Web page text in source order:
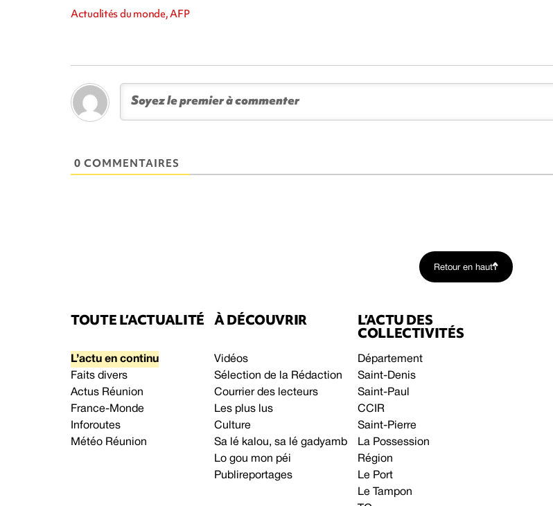
Actualités du monde, AFP
0 COMMENTAIRES
Retour en haut
TOUTE L’ACTUALITÉ
L’actu en continu
Faits divers
Actus Réunion
France-Monde
Inforoutes
Météo Réunion
À DÉCOUVRIR
Vidéos
Sélection de la Rédaction
Courrier des lecteurs
Les plus lus
Culture
Sa lé kalou, sa lé gadyamb
Lo gou mon péi
Publireportages
L’ACTU DES
COLLECTIVITÉS
Département
Saint-Denis
Saint-Paul
CCIR
Saint-Pierre
La Possession
Région
Le Port
Le Tampon